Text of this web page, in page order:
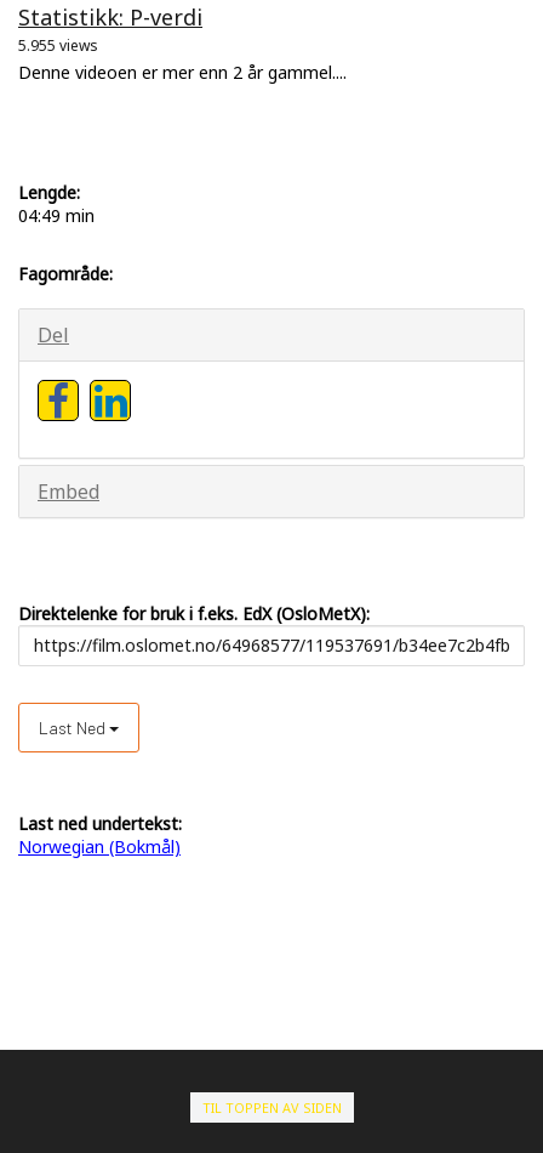
Statistikk: P-verdi
5.955 views
Denne videoen er mer enn 2 år gammel....
Lengde:
04:49 min
Fagområde:
Del
Embed
Direktelenke for bruk i f.eks. EdX (OsloMetX):
Last Ned
Last ned undertekst:
Norwegian (Bokmål)
TIL TOPPEN AV SIDEN